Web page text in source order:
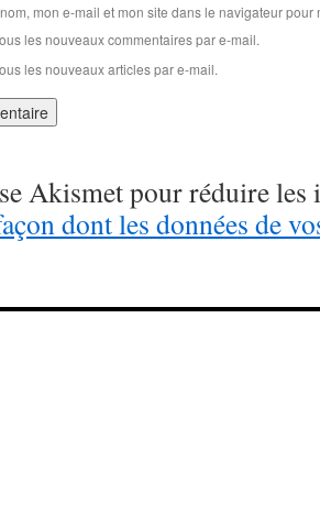
mon e-mail et mon site dans le navigateur
les nouveaux commentaires par e-mail.
les nouveaux articles par e-mail.
Akismet pour réduire les
dont les données de